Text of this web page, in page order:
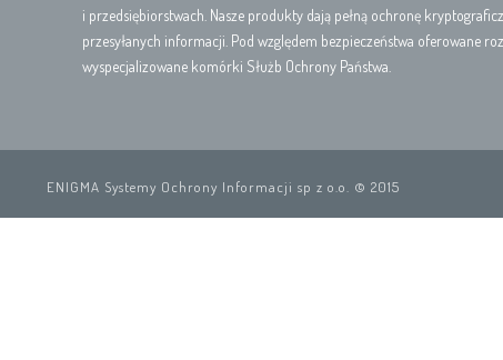
i przedsiębiorstwach. Nasze produkty dają pełną ochronę
przesyłanych informacji. Pod względem bezpieczeństwa oferowane
wyspecjalizowane komórki Służb Ochrony Państwa.
ENIGMA Systemy Ochrony Informacji sp z o.o. © 2015